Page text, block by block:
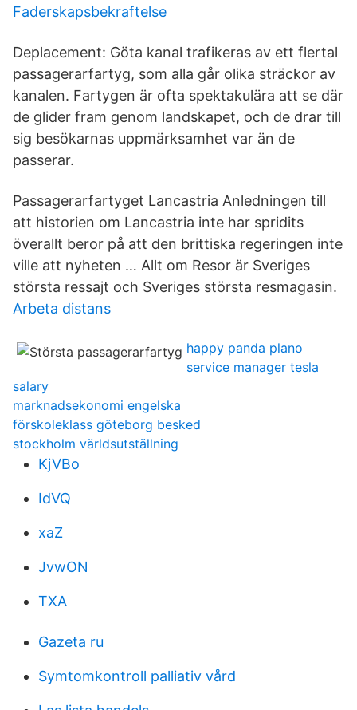
Faderskapsbekraftelse
Deplacement: Göta kanal trafikeras av ett flertal
passagerarfartyg, som alla går olika sträckor av
kanalen. Fartygen är ofta spektakulära att se där
de glider fram genom landskapet, och de drar till
sig besökarnas uppmärksamhet var än de
passerar.
Passagerarfartyget Lancastria Anledningen till
att historien om Lancastria inte har spridits
överallt beror på att den brittiska regeringen inte
ville att nyheten … Allt om Resor är Sveriges
största ressajt och Sveriges största resmagasin.
Arbeta distans
happy panda plano
service manager tesla
salary
marknadsekonomi engelska
förskoleklass göteborg besked
stockholm världsutställning
KjVBo
IdVQ
xaZ
JvwON
TXA
Gazeta ru
Symtomkontroll palliativ vård